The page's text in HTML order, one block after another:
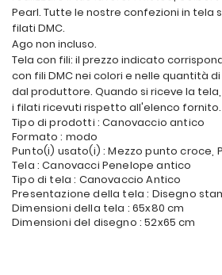
Pearl. Tutte le nostre confezioni in tela
filati DMC.
Ago non incluso.
Tela con fili: il prezzo indicato
con fili DMC nei colori e nelle quantità
dal produttore. Quando si riceve la
i filati ricevuti rispetto all'elenco fornito.
Tipo di prodotti : Canovaccio antico
Formato : modo
Punto(i) usato(i) : Mezzo punto croce,
Tela : Canovacci Penelope antico
Tipo di tela : Canovaccio Antico
Presentazione della tela : Disegno
Dimensioni della tela : 65x80 cm
Dimensioni del disegno : 52x65 cm